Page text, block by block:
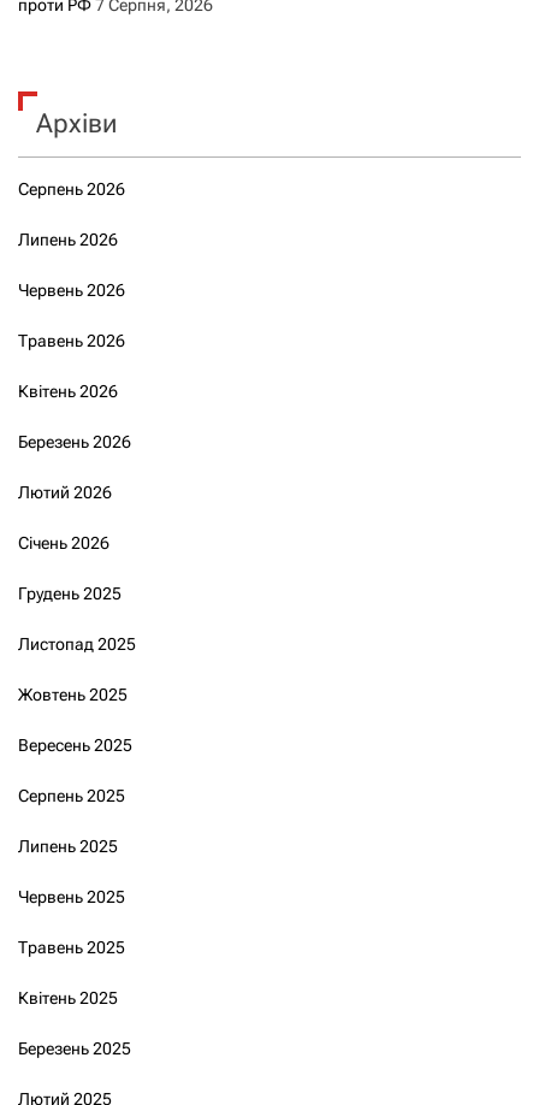
проти РФ7 Серпня, 2026
Архіви
Серпень 2026
Липень 2026
Червень 2026
Травень 2026
Квітень 2026
Березень 2026
Лютий 2026
Січень 2026
Грудень 2025
Листопад 2025
Жовтень 2025
Вересень 2025
Серпень 2025
Липень 2025
Червень 2025
Травень 2025
Квітень 2025
Березень 2025
Лютий 2025